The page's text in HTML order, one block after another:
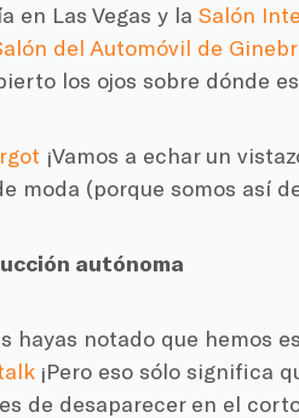
en Las Vegas y la Salón
del Automóvil de
los ojos sobre dónde
¡Vamos a echar un
moda (porque somos así
autónoma
hayas notado que hemos
¡Pero eso sólo significa
de desaparecer en el